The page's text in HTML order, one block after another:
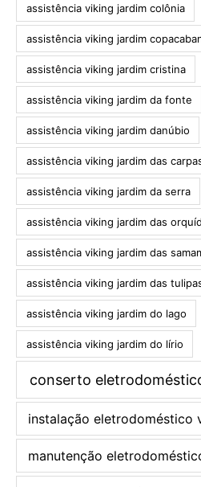
assistência viking jardim colônia
assistência viking jardim
assistência viking jardim cristina
assistência viking jardim da fonte
assistência viking jardim danúbio
assistência viking jardim das
assistência viking jardim da serra
assistência viking jardim das
assistência viking jardim das
assistência viking jardim das
assistência viking jardim do lago
assistência viking jardim do lírio
conserto
instalação eletrodoméstico
manutenção